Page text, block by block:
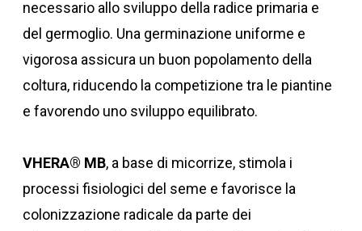
necessario allo sviluppo della radice primaria e
del germoglio. Una germinazione uniforme e
vigorosa assicura un buon popolamento della
coltura, riducendo la competizione tra le piantine
e favorendo uno sviluppo equilibrato.
VHERA® MB, a base di micorrize, stimola i
processi fisiologici del seme e favorisce la
colonizzazione radicale da parte dei